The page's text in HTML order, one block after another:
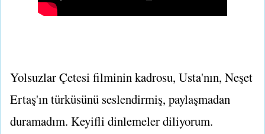
Yolsuzlar Çetesi filminin kadrosu, Usta'nın, Neşet
Ertaş'ın türküsünü seslendirmiş, paylaşmadan
duramadım. Keyifli dinlemeler diliyorum.